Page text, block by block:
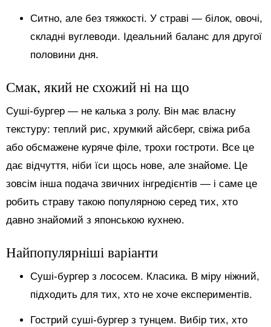
Ситно, але без тяжкості. У страві — білок, овочі,
складні вуглеводи. Ідеальний баланс для другої
половини дня.
Смак, який не схожий ні на що
Суші-бургер — не калька з ролу. Він має власну
текстуру: теплий рис, хрумкий айсберг, свіжа риба
або обсмажене куряче філе, трохи гостроти. Все це
дає відчуття, ніби їси щось нове, але знайоме. Це
зовсім інша подача звичних інгредієнтів — і саме це
робить страву такою популярною серед тих, хто
давно знайомий з японською кухнею.
Найпопулярніші варіанти
Суші-бургер з лососем. Класика. В міру ніжний,
підходить для тих, хто не хоче експериментів.
Гострий суші-бургер з тунцем. Вибір тих, хто